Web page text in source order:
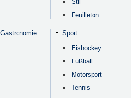
Stil
Feuilleton
Gastronomie Sport
Eishockey
Fußball
Motorsport
Tennis